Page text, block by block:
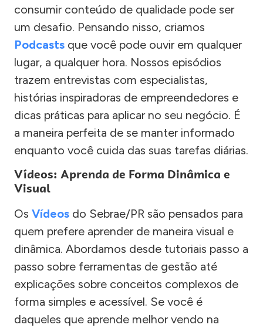
consumir conteúdo de qualidade pode ser
um desafio. Pensando nisso, criamos
Podcasts que você pode ouvir em qualquer
lugar, a qualquer hora. Nossos episódios
trazem entrevistas com especialistas,
histórias inspiradoras de empreendedores e
dicas práticas para aplicar no seu negócio. É
a maneira perfeita de se manter informado
enquanto você cuida das suas tarefas diárias.
Vídeos: Aprenda de Forma Dinâmica e
Visual
Os Vídeos do Sebrae/PR são pensados para
quem prefere aprender de maneira visual e
dinâmica. Abordamos desde tutoriais passo a
passo sobre ferramentas de gestão até
explicações sobre conceitos complexos de
forma simples e acessível. Se você é
daqueles que aprende melhor vendo na